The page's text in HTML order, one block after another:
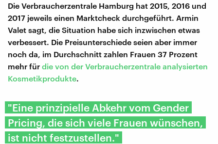
Die Verbraucherzentrale Hamburg hat 2015, 2016 und
2017 jeweils einen Marktcheck durchgeführt. Armin
Valet sagt, die Situation habe sich inzwischen etwas
verbessert. Die Preisunterschiede seien aber immer
noch da, im Durchschnitt zahlen Frauen 37 Prozent
mehr für die von der Verbraucherzentrale analysierten
Kosmetikprodukte.
"Eine prinzipielle Abkehr vom Gender
Pricing, die sich viele Frauen wünschen,
ist nicht festzustellen."